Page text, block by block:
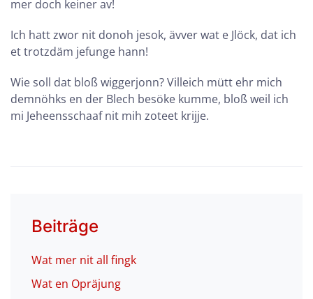
mer doch keiner av!
Ich hatt zwor nit donoh jesok, ävver wat e Jlöck, dat ich
et trotzdäm jefunge hann!
Wie soll dat bloß wiggerjonn? Villeich mütt ehr mich
demnöhks en der Blech besöke kumme, bloß weil ich
mi Jeheensschaaf nit mih zoteet krijje.
Beiträge
Wat mer nit all fingk
Wat en Opräjung